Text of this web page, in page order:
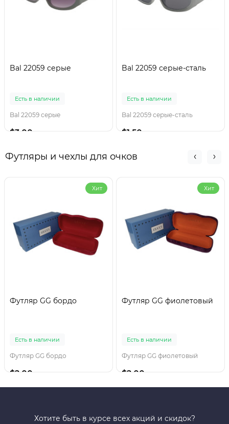
Bal 22059 серые
Есть в наличии
Bal 22059 серые
$3.00
Bal 22059 серые-сталь
Есть в наличии
Bal 22059 серые-сталь
$1.50
Футляры и чехлы для очков
Хит
Футляр GG бордо
Есть в наличии
Футляр GG бордо
$2.00
Хит
Футляр GG фиолетовый
Есть в наличии
Футляр GG фиолетовый
$2.00
Хотите быть в курсе всех акций и скидок?